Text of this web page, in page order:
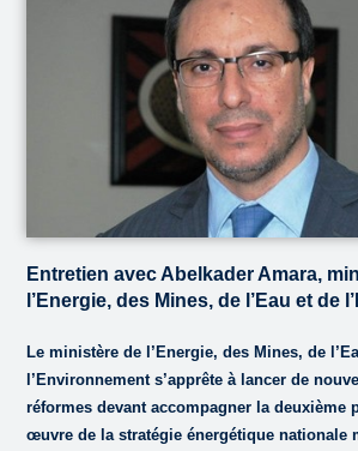
Entretien avec Abelkader Amara,
l’Energie, des Mines, de l’Eau et de
Le ministère de l’Energie, des Mines, de
l’Environnement s’apprête à lancer de
réformes devant accompagner la deuxième
œuvre de la stratégie énergétique nationale